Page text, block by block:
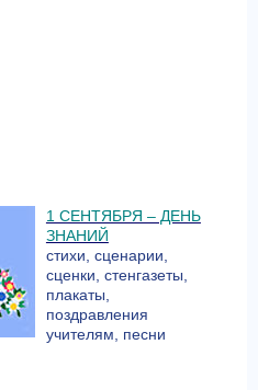
1 СЕНТЯБРЯ – ДЕНЬ
ЗНАНИЙ
стихи, сценарии,
сценки, стенгазеты,
плакаты,
поздравления
учителям, песни